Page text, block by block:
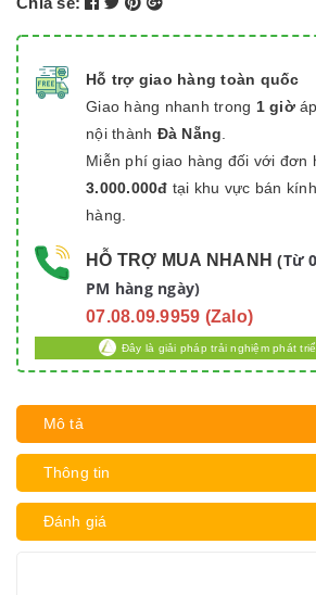
Hỗ trợ giao hàng toàn quốc
Giao hàng nhanh trong 1 giờ
nội thành Đà Nẵng
Miễn phí giao hàng đối với đơn
3.000.000đ tại khu vực bán kính
hàng.
HỖ TRỢ MUA NHANH (Từ
PM hàng ngày)
07.08.09.9959 (Zalo)
Đây là giải pháp trải nghiệm phát
Mô tả
Thông tin
Đánh giá